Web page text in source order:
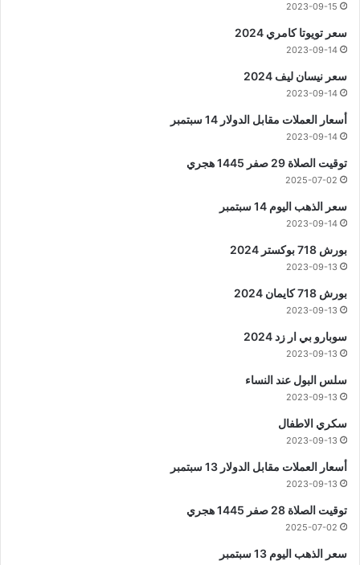
2023-09-15
سعر تويوتا كامري 2024
2023-09-14
سعر نيسان ليف 2024
2023-09-14
أسعار العملات مقابل الدولار 14 سبتمبر
2023-09-14
توقيت الصلاة 29 صفر 1445 هجري
2025-07-02
سعر الذهب اليوم 14 سبتمبر
2023-09-14
بورش 718 بوكستر 2024
2023-09-13
بورش 718 كايمان 2024
2023-09-13
سوبارو بي ار زد 2024
2023-09-13
سلس البول عند النساء
2023-09-13
سكري الاطفال
2023-09-13
أسعار العملات مقابل الدولار 13 سبتمبر
2023-09-13
توقيت الصلاة 28 صفر 1445 هجري
2025-07-02
سعر الذهب اليوم 13 سبتمبر